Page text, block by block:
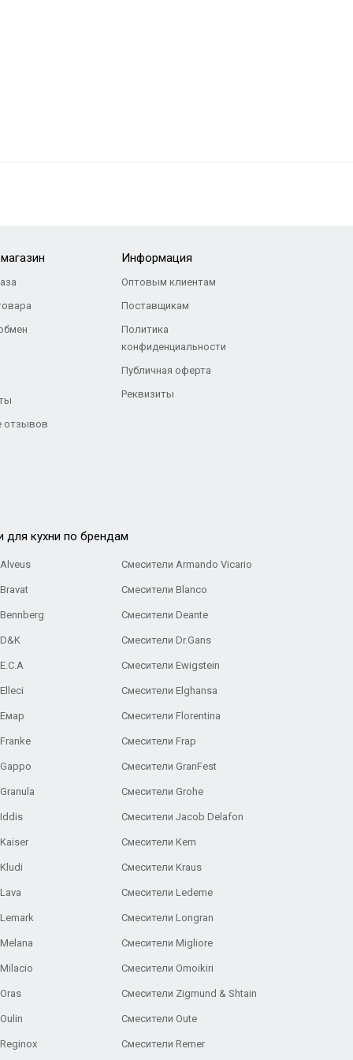
отзывов
Информация
Оптовым клиентам
Поставщикам
Политика
конфиденциальности
Публичная оферта
Реквизиты
для кухни по брендам
Смесители Armando Vicario
Смесители Blanco
Смесители Deante
Смесители Dr.Gans
Cмесители Ewigstein
Смесители Elghansa
Смесители Florentina
Смесители Frap
Смесители GranFest
Смесители Grohe
Смесители Jacob Delafon
Смесители Kern
Смесители Kraus
Смесители Ledeme
Смесители Longran
Смесители Migliore
Смесители Omoikiri
Смесители Zigmund & Shtain
Смесители Oute
Смесители Remer